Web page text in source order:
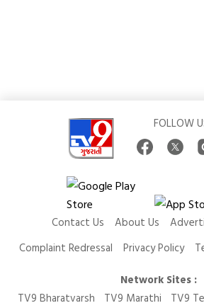
FOLLOW
Contact Us About Us
Complaint Redressal
Privacy Policy
Network Sites :
TV9 Bharatvarsh
TV9 Marathi TV9